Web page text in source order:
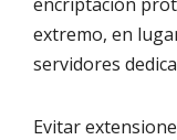
extremo, en
servidores
Evitar